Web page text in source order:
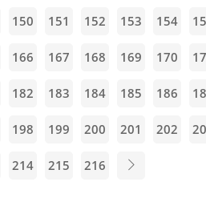
150 151 152 153 154
166 167 168 169 170
182 183 184 185 186
198 199 200 201 202
214 215 216